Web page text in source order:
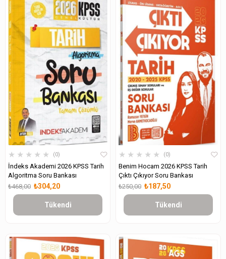
★ ★ ★ ★ ★ 0
İndeks Akademi 2026 KPSS Tarih
Algoritma Soru Bankası
₺304,20
₺468,00
Tükendi
★ ★ ★ ★ ★ 0
Benim Hocam 2026 KPSS Tarih
Çıktı Çıkıyor Soru Bankası
₺187,50
₺250,00
Tükendi